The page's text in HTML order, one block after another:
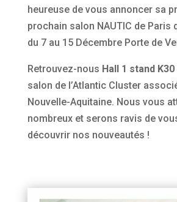
heureuse de vous annoncer sa
prochain salon NAUTIC de Paris
du 7 au 15 Décembre Porte de
Retrouvez-nous Hall 1 stand K30
salon de l’Atlantic Cluster
Nouvelle-Aquitaine. Nous vous
nombreux et serons ravis de
découvrir nos nouveautés !